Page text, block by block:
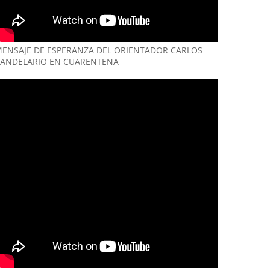
DE ESPERANZA DEL ORIENTADOR CARLOS
EN CUARENTENA